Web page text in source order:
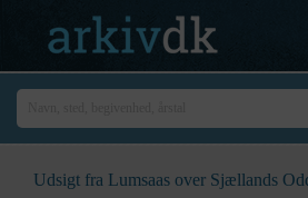
Udsigt fra Lumsaas over Sjællands